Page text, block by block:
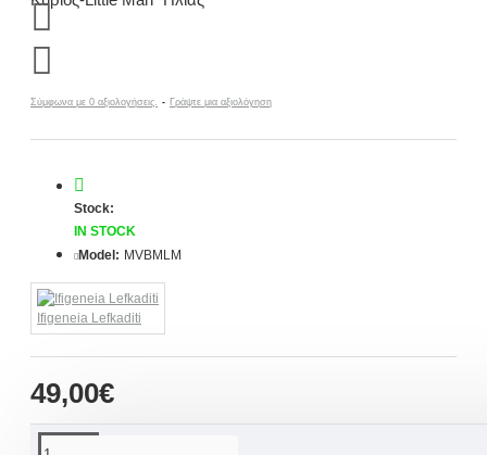
Σύμφωνα με 0 αξιολογήσεις. - Γράψτε μια αξιολόγηση
49,00€
Stock:
IN STOCK
Model: MVBMLM
Ifigeneia Lefkaditi